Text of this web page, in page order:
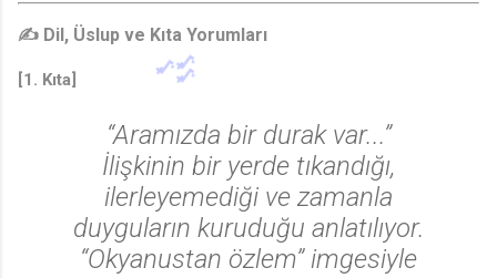
✍️ Dil, Üslup ve Kıta Yorumları
[1. Kıta]
“Aramızda bir durak var...”
İlişkinin bir yerde tıkandığı,
ilerleyemediği ve zamanla
duyguların kuruduğu anlatılıyor.
“Okyanustan özlem” imgesiyle